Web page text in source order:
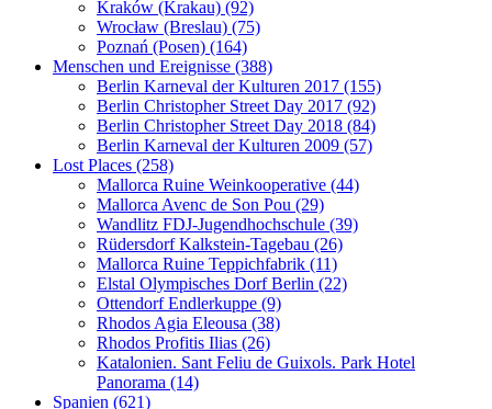
Kraków (Krakau) (92)
Wrocław (Breslau) (75)
Poznań (Posen) (164)
Menschen und Ereignisse (388)
Berlin Karneval der Kulturen 2017 (155)
Berlin Christopher Street Day 2017 (92)
Berlin Christopher Street Day 2018 (84)
Berlin Karneval der Kulturen 2009 (57)
Lost Places (258)
Mallorca Ruine Weinkooperative (44)
Mallorca Avenc de Son Pou (29)
Wandlitz FDJ-Jugendhochschule (39)
Rüdersdorf Kalkstein-Tagebau (26)
Mallorca Ruine Teppichfabrik (11)
Elstal Olympisches Dorf Berlin (22)
Ottendorf Endlerkuppe (9)
Rhodos Agia Eleousa (38)
Rhodos Profitis Ilias (26)
Katalonien. Sant Feliu de Guixols. Park Hotel
Panorama (14)
Spanien (621)